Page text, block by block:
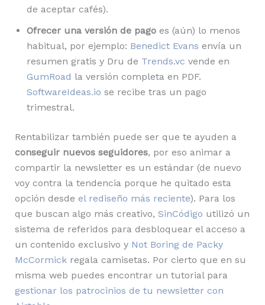
de aceptar cafés).
Ofrecer una versión de pagoes (aún) lo menos
habitual, por ejemplo: Benedict Evans envía un
resumen gratis y Dru de Trends.vc vende en
GumRoad la versión completa en PDF.
SoftwareIdeas.io se recibe tras un pago
trimestral.
Rentabilizar también puede ser que te ayuden a
conseguir nuevos seguidores, por eso animar a
compartir la newsletter es un estándar (de nuevo
voy contra la tendencia porque he quitado esta
opción desde el rediseño más reciente). Para los
que buscan algo más creativo, SinCódigo utilizó un
sistema de referidos para desbloquear el acceso a
un contenido exclusivo y Not Boring de Packy
McCormickregala camisetas. Por cierto que en su
misma web puedes encontrar un tutorial para
gestionar los patrocinios de tu newsletter con